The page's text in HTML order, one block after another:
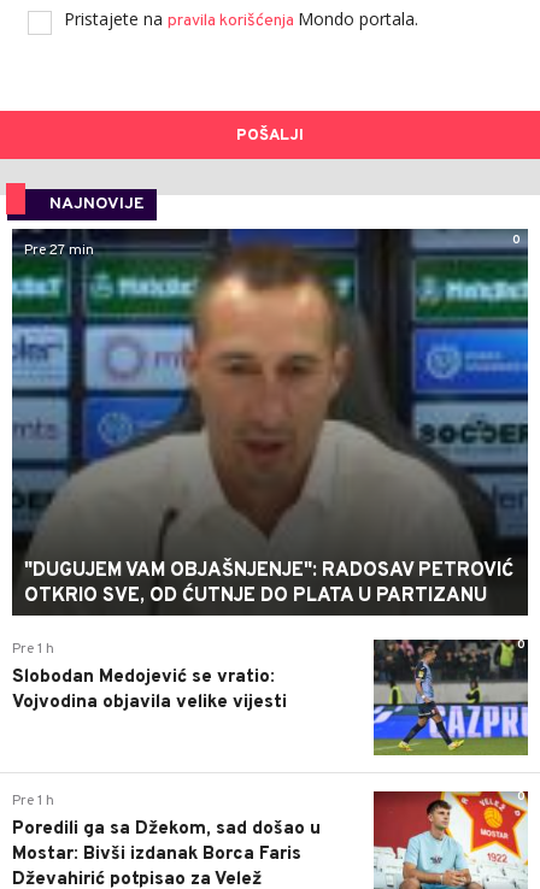
Pristajete na pravila korišćenja Mondo portala.
POŠALJI
NAJNOVIJE
0
Pre 27 min
"DUGUJEM VAM OBJAŠNJENJE": RADOSAV PETROVIĆ
OTKRIO SVE, OD ĆUTNJE DO PLATA U PARTIZANU
0
Pre 1 h
Slobodan Medojević se vratio:
Vojvodina objavila velike vijesti
0
Pre 1 h
Poredili ga sa Džekom, sad došao u
Mostar: Bivši izdanak Borca Faris
Dževahirić potpisao za Velež